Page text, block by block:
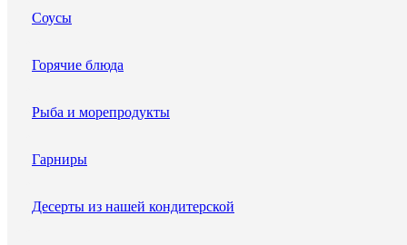
Соусы
Горячие блюда
Рыба и морепродукты
Гарниры
Десерты из нашей кондитерской